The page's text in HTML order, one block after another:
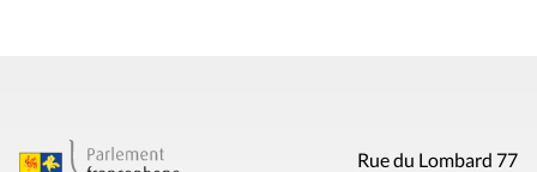
Rue du Lombard 77